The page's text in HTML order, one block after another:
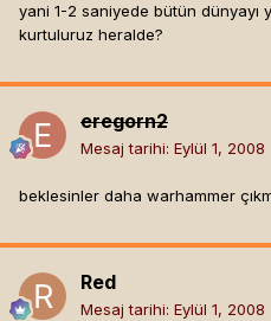
yani 1-2 saniyede bütün dünyayı
kurtuluruz heralde?
eregorn2
Mesaj tarihi: Eylül 1, 2008
beklesinler daha warhammer
Red
Mesaj tarihi: Eylül 1, 2008